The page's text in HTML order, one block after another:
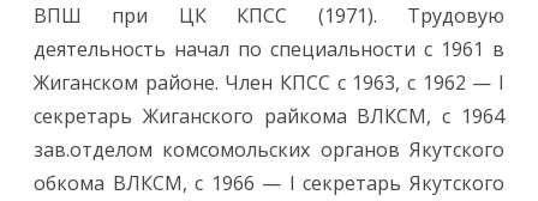
ВПШ при ЦК КПСС (1971). Трудовую
деятельность начал по специальности с 1961 в
Жиганском районе. Член КПСС с 1963, с 1962 — I
секретарь Жиганского райкома ВЛКСМ, с 1964
зав.отделом комсомольских органов Якутского
обкома ВЛКСМ, с 1966 — I секретарь Якутского